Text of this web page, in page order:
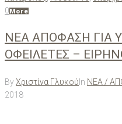
0 More
ΝΕΑ ΑΠΟΦΑΣΗ ΓΙΑ
ΟΦΕΙΛΕΤΕΣ –
ByΧριστίνα Γλυκού In ΝΕΑ /
2018